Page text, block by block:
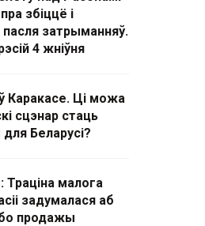
збіццё і
пасля затрыманняў.
4 жніўня
Каракасе. Ці можа
сцэнар стаць
Беларусі?
Траціна малога
задумалася аб
продажы